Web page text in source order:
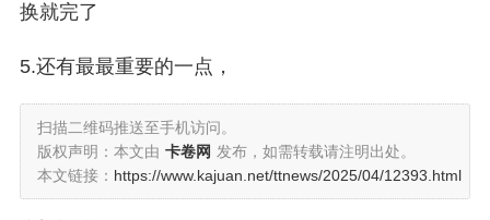
换就完了
5.还有最最重要的一点，
扫描二维码推送至手机访问。
版权声明：本文由 卡卷网 发布，如需转载请注明出处。
本文链接： https://www.kajuan.net/ttnews/2025/04/12393.html